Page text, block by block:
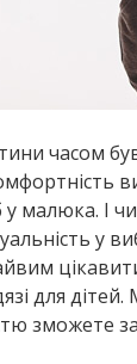
часом
малюка. І
у
для дітей.